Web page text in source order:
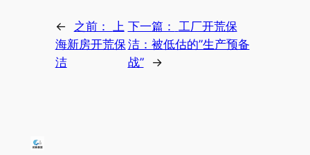
← 之前：
上
海新房开荒保
洁
下一篇：
工厂开荒保
洁：被低估的”生产预备
战”
→